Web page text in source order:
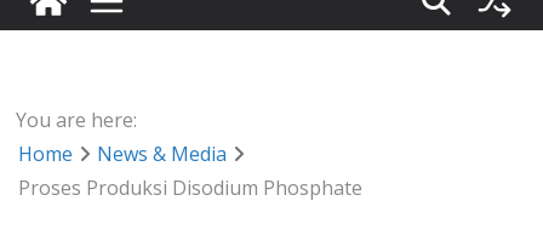
You are here:
Home
News & Media
Proses Produksi Disodium Phosphate